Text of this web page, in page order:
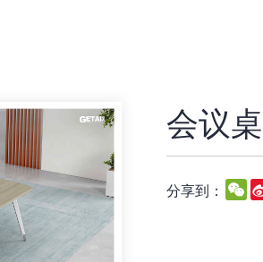
会议
分享到：